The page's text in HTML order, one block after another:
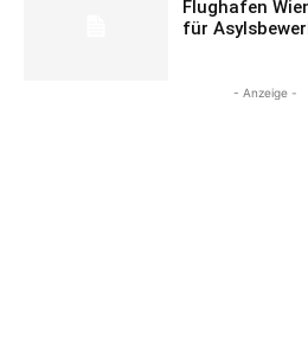
Flughafen
für
- Anzeige -